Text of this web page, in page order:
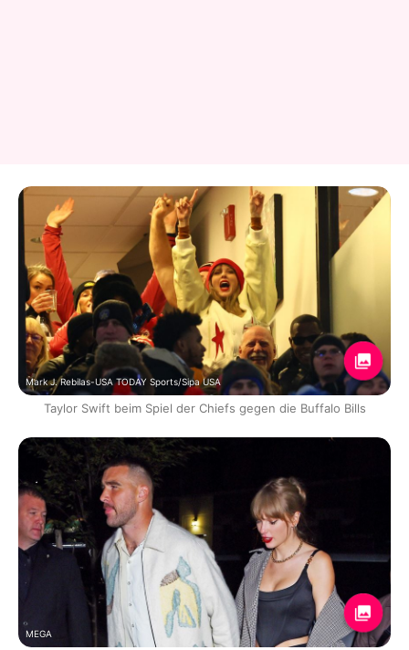
Mark J. Rebilas-USA TODAY Sports/Sipa USA
Taylor Swift beim Spiel der Chiefs gegen die Buffalo Bills
MEGA